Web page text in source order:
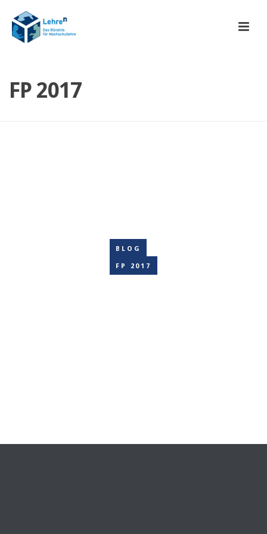
FP 2017
BLOG
FP 2017